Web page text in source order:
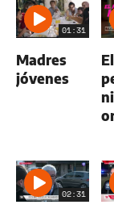
01:31
Madres
jóvenes
El
02:31